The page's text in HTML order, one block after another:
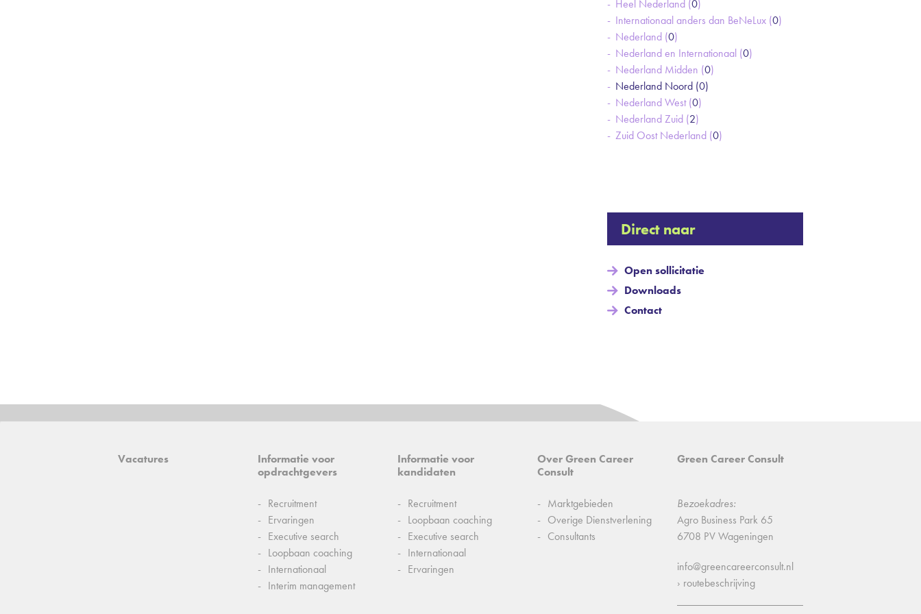
Heel Nederland (0)
Internationaal anders dan BeNeLux (0)
Nederland (0)
Nederland en Internationaal (0)
Nederland Midden (0)
Nederland Noord (0)
Nederland West (0)
Nederland Zuid (2)
Zuid Oost Nederland (0)
Direct naar
Open sollicitatie
Downloads
Contact
Vacatures
Informatie voor
opdrachtgevers
Recruitment
Ervaringen
Executive search
Loopbaan coaching
Internationaal
Interim management
Informatie voor
kandidaten
Recruitment
Loopbaan coaching
Executive search
Internationaal
Ervaringen
Over Green Career
Consult
Marktgebieden
Overige Dienstverlening
Consultants
Green Career Consult
Bezoekadres:
Agro Business Park 65
6708 PV Wageningen
info@greencareerconsult.nl
› routebeschrijving